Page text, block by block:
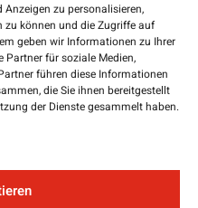
zu personalisieren,
zu können und die Zugriffe auf
geben wir Informationen zu Ihrer
Partner für soziale Medien,
führen diese Informationen
die Sie ihnen bereitgestellt
der Dienste gesammelt haben.
4020 Linz
111 00